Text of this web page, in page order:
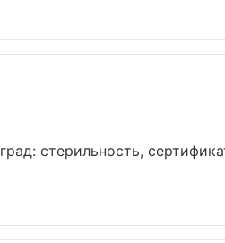
стерильность,